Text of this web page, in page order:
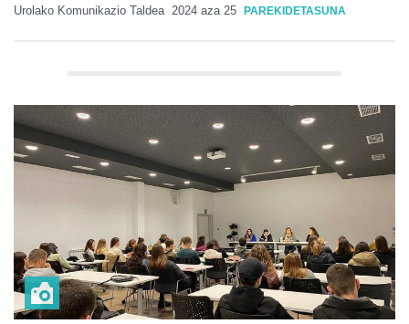
Urolako Komunikazio Taldea 2024 aza 25 PAREKIDETASUNA